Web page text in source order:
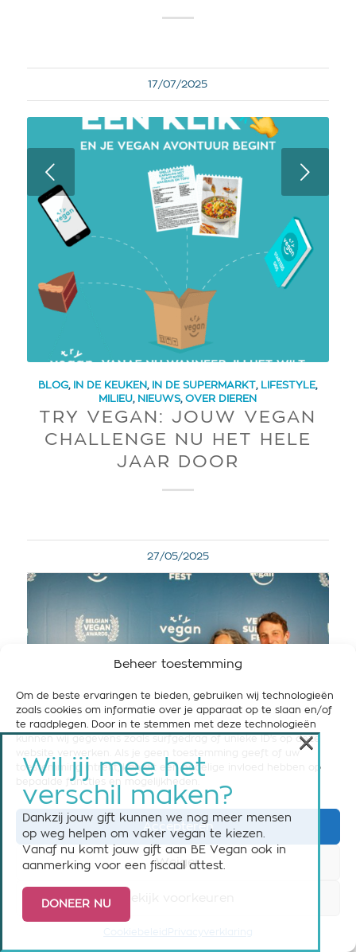
Beheer toestemming
Om de beste ervaringen te bieden, gebruiken wij technologieën
zoals cookies om informatie over je apparaat op te slaan en/of
te raadplegen. Door in te stemmen met deze technologieën
kunnen wij gegevens zoals surfgedrag of unieke ID's op deze
toestemming intrekt, kan dit een nadelige invloed hebben op
bepaalde functies en mogelijkheden.
Accepteren
Weiger
17/07/2025
BLOG, IN DE KEUKEN , IN DE SUPERMARKT, LIFESTYLE,
MILIEU, NIEUWS,OVER DIEREN
TRY VEGAN: JOUW VEGAN
CHALLENGE NU HET HELE
JAAR DOOR
27/05/2025
BLOG, EVENTS IN DE SUPERMARKT
RESTAURANTS & HOTSPOTS
DIT ZIJN DE WINNAARS VAN
DE BELGIAN VEGAN AWARDS
Next
Wil jij mee het
verschil maken?
Dankzij jouw gift kunnen we nog meer mensen
op weg helpen om vaker vegan te kiezen.
Vanaf nu komt jouw gift aan BE Vegan ook in
aanmerking voor een fiscaal attest.
DONEER NU
×